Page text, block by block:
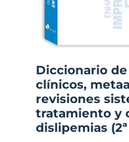
Diccionario
clínicos,
revisiones
tratamiento y
dislipemias